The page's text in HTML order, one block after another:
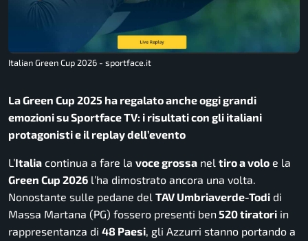
Italian Green Cup 2026 - sportface.it
La Green Cup 2025 ha regalato anche oggi grandi
emozioni su Sportface TV: i risultati con gli italiani
protagonisti e il replay dell’evento
L’Italia continua a fare la voce grossa nel tiro a volo e la
Green Cup 2026 l’ha dimostrato ancora una volta.
Nonostante sulle pedane del TAV Umbriaverde-Todi di
Massa Martana (PG) fossero presenti ben 520 tiratori in
rappresentanza di 48 Paesi, gli Azzurri stanno portando a